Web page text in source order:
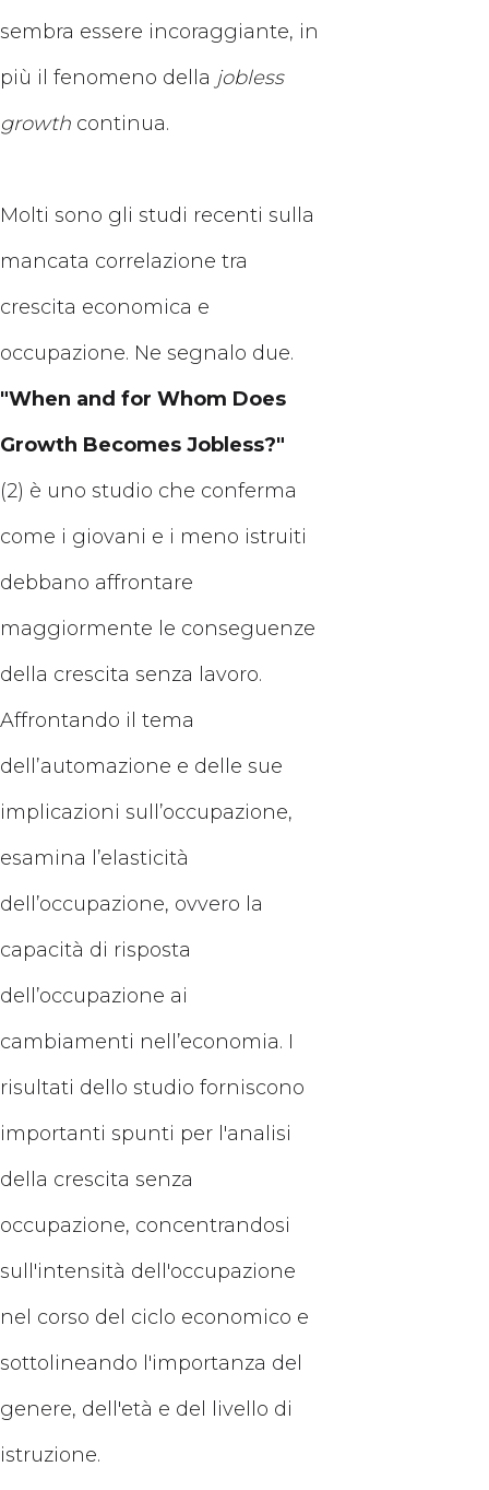
sembra essere incoraggiante, in
più il fenomeno della jobless
growth continua.
Molti sono gli studi recenti sulla
mancata correlazione tra
crescita economica e
occupazione. Ne segnalo due.
"When and for Whom Does
Growth Becomes Jobless?"
(2) è uno studio che conferma
come i giovani e i meno istruiti
debbano affrontare
maggiormente le conseguenze
della crescita senza lavoro.
Affrontando il tema
dell’automazione e delle sue
implicazioni sull’occupazione,
esamina l’elasticità
dell’occupazione, ovvero la
capacità di risposta
dell’occupazione ai
cambiamenti nell’economia. I
risultati dello studio forniscono
importanti spunti per l'analisi
della crescita senza
occupazione, concentrandosi
sull'intensità dell'occupazione
nel corso del ciclo economico e
sottolineando l'importanza del
genere, dell'età e del livello di
istruzione.